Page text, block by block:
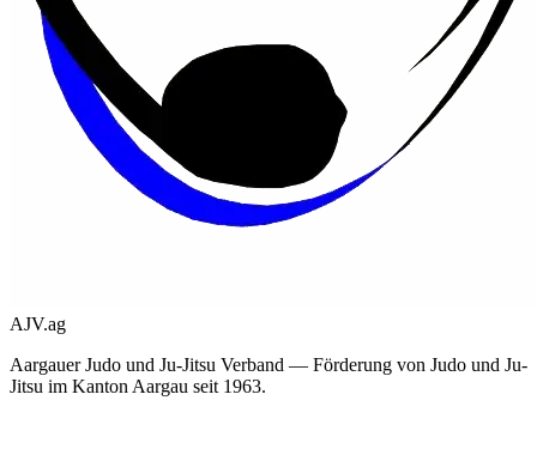
AJV.ag
Aargauer Judo und Ju-Jitsu Verband — Förderung von Judo und Ju-
Jitsu im Kanton Aargau seit 1963.